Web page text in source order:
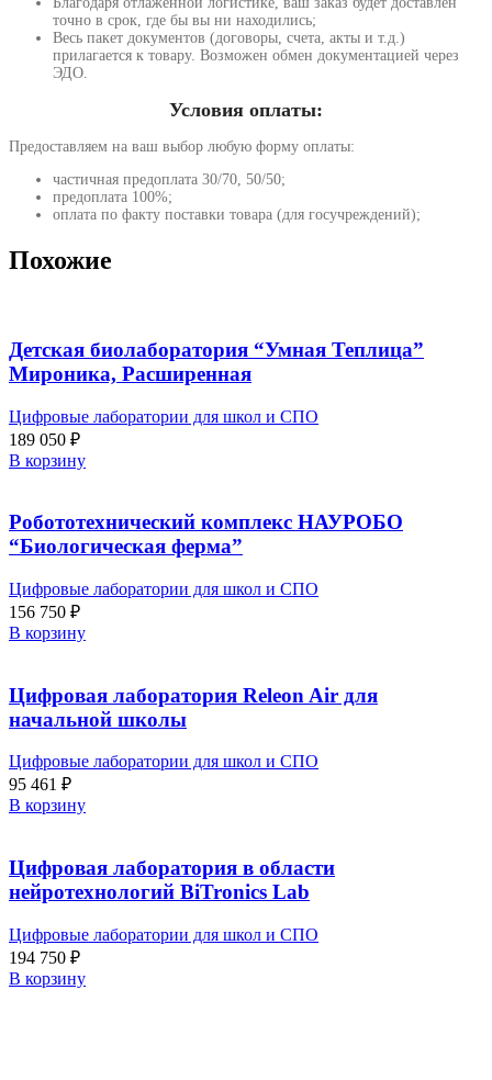
точно в срок, где бы вы ни находились;
Весь пакет документов (договоры, счета, акты и т.д.)
прилагается к товару. Возможен обмен документацией через
ЭДО.
Условия оплаты:
Предоставляем на ваш выбор любую форму оплаты:
частичная предоплата 30/70, 50/50;
предоплата 100%;
оплата по факту поставки товара (для госучреждений);
Похожие
Детская биолаборатория “Умная Теплица”
Мироника, Расширенная
Цифровые лаборатории для школ и СПО
189 050 ₽
В корзину
Робототехнический комплекс НАУРОБО
“Биологическая ферма”
Цифровые лаборатории для школ и СПО
156 750 ₽
В корзину
Цифровая лаборатория Releon Air для
начальной школы
Цифровые лаборатории для школ и СПО
95 461 ₽
В корзину
Цифровая лаборатория в области
нейротехнологий BiTronics Lab
Цифровые лаборатории для школ и СПО
194 750 ₽
В корзину